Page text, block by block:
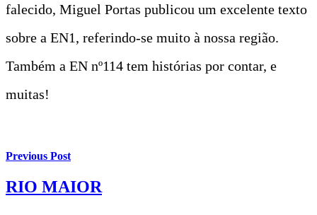
falecido, Miguel Portas publicou um excelente texto
sobre a EN1, referindo-se muito à nossa região.
Também a EN nº114 tem histórias por contar, e
muitas!
Previous Post
RIO MAIOR